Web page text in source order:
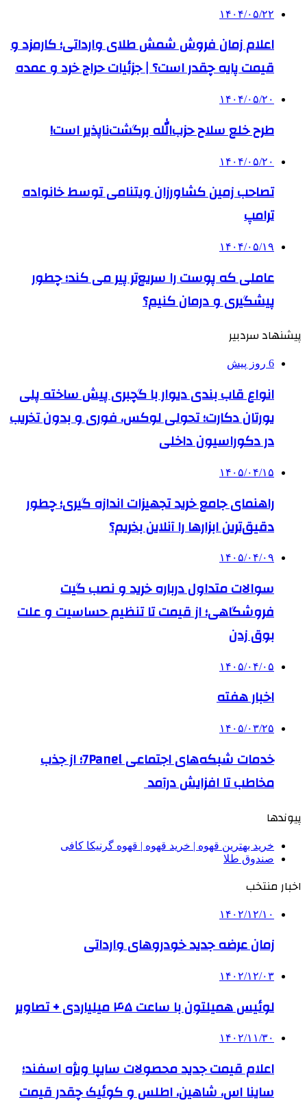
۱۴۰۴/۰۵/۲۲
اعلام زمان فروش شمش طلای وارداتی؛ کارمزد و
قیمت پایه چقدر است؟ | جزئیات حراج خرد و عمده
۱۴۰۴/۰۵/۲۰
طرح خلع سلاح حزب‌الله برگشت‌ناپذیر است!
۱۴۰۴/۰۵/۲۰
تصاحب زمین کشاورزان ویتنامی توسط خانواده
ترامپ
۱۴۰۴/۰۵/۱۹
عاملی که پوست را سریع‌تر پیر می کند؛ چطور
پیشگیری و درمان کنیم؟
پیشنهاد سردبیر
6 روز پیش
انواع قاب بندی دیوار با گچبری پیش ساخته پلی
یورتان دکارت؛ تحولی لوکس، فوری و بدون تخریب
در دکوراسیون داخلی
۱۴۰۵/۰۴/۱۵
راهنمای جامع خرید تجهیزات اندازه گیری؛ چطور
دقیق‌ترین ابزارها را آنلاین بخریم؟
۱۴۰۵/۰۴/۰۹
سوالات متداول درباره خرید و نصب گیت
فروشگاهی؛ از قیمت تا تنظیم حساسیت و علت
بوق زدن
۱۴۰۵/۰۴/۰۵
اخبار هفته
۱۴۰۵/۰۳/۲۵
خدمات شبکه‌های اجتماعی 7Panel؛ از جذب
مخاطب تا افزایش درآمد
پیوندها
خرید بهترین قهوه | خرید قهوه | قهوه گرنیکا کافی
صندوق طلا
اخبار منتخب
۱۴۰۲/۱۲/۱۰
زمان عرضه‌ جدید خودروهای وارداتی
۱۴۰۲/۱۲/۰۳
لوئیس همیلتون با ساعت ۴۵ میلیاردی + تصاویر
۱۴۰۲/۱۱/۳۰
اعلام قیمت جدید محصولات سایپا ویژه اسفند؛
ساینا اس، شاهین، اطلس و کوئیک چقدر قیمت